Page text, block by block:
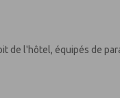
de l'hôtel, équipés de